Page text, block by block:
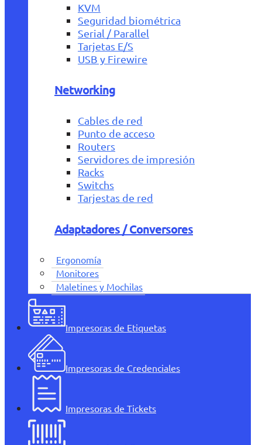
KVM
Seguridad biométrica
Serial / Parallel
Tarjetas E/S
USB y Firewire
Networking
Cables de red
Punto de acceso
Routers
Servidores de impresión
Racks
Switchs
Tarjestas de red
Adaptadores / Conversores
Ergonomía
Monitores
Maletines y Mochilas
Impresoras de Etiquetas
Impresoras de Credenciales
Impresoras de Tickets